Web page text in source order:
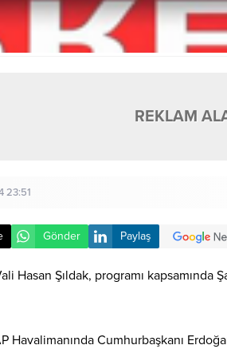
REKLAM
23:51
Gönder Paylaş
Hasan Şıldak, programı kapsamında
Havalimanında Cumhurbaşkanı